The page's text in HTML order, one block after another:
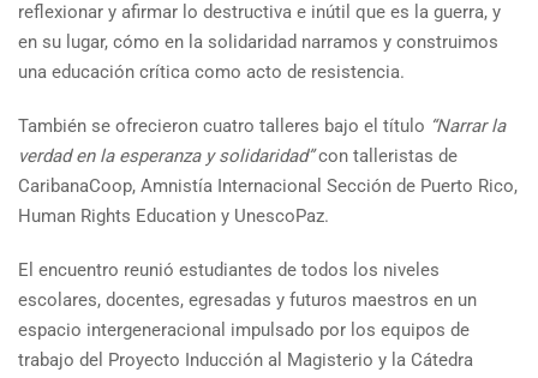
reflexionar y afirmar lo destructiva e inútil que es la guerra, y
en su lugar, cómo en la solidaridad narramos y construimos
una educación crítica como acto de resistencia.
También se ofrecieron cuatro talleres bajo el título “Narrar la
verdad en la esperanza y solidaridad” con talleristas de
CaribanaCoop, Amnistía Internacional Sección de Puerto Rico,
Human Rights Education y UnescoPaz.
El encuentro reunió estudiantes de todos los niveles
escolares, docentes, egresadas y futuros maestros en un
espacio intergeneracional impulsado por los equipos de
trabajo del Proyecto Inducción al Magisterio y la Cátedra